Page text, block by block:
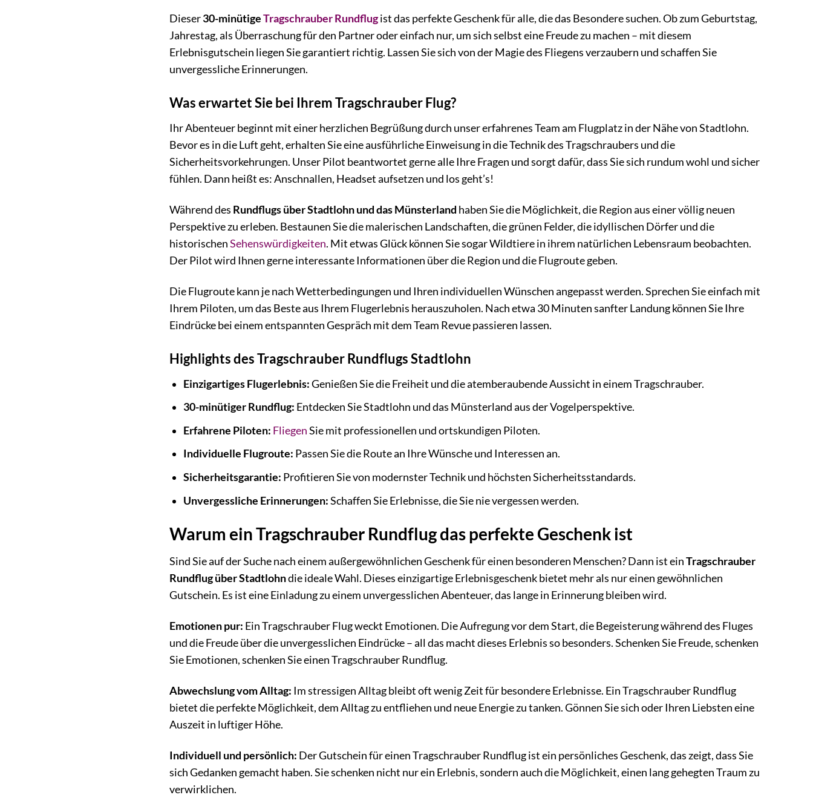
Dieser30-minütigeTragschrauber Rundflugist das perfekte Geschenk für alle, die das Besondere suchen. Ob zum Geburtstag,
Jahrestag, als Überraschung für den Partner oder einfach nur, um sich selbst eine Freude zu machen – mit diesem
Erlebnisgutschein liegen Sie garantiert richtig. Lassen Sie sich von der Magie des Fliegens verzaubern und schaffen Sie
unvergessliche Erinnerungen.
Was erwartet Sie bei Ihrem Tragschrauber Flug?
Ihr Abenteuer beginnt mit einer herzlichen Begrüßung durch unser erfahrenes Team am Flugplatz in der Nähe von Stadtlohn.
Bevor es in die Luft geht, erhalten Sie eine ausführliche Einweisung in die Technik des Tragschraubers und die
Sicherheitsvorkehrungen. Unser Pilot beantwortet gerne alle Ihre Fragen und sorgt dafür, dass Sie sich rundum wohl und sicher
fühlen. Dann heißt es: Anschnallen, Headset aufsetzen und los geht’s!
Während des Rundflugs über Stadtlohn und das Münsterland haben Sie die Möglichkeit, die Region aus einer völlig neuen
Perspektive zu erleben. Bestaunen Sie die malerischen Landschaften, die grünen Felder, die idyllischen Dörfer und die
historischenSehenswürdigkeiten. Mit etwas Glück können Sie sogar Wildtiere in ihrem natürlichen Lebensraum beobachten.
Der Pilot wird Ihnen gerne interessante Informationen über die Region und die Flugroute geben.
Die Flugroute kann je nach Wetterbedingungen und Ihren individuellen Wünschen angepasst werden. Sprechen Sie einfach mit
Ihrem Piloten, um das Beste aus Ihrem Flugerlebnis herauszuholen. Nach etwa 30 Minuten sanfter Landung können Sie Ihre
Eindrücke bei einem entspannten Gespräch mit dem Team Revue passieren lassen.
Highlights des Tragschrauber Rundflugs Stadtlohn
Einzigartiges Flugerlebnis:Genießen Sie die Freiheit und die atemberaubende Aussicht in einem Tragschrauber.
30-minütiger Rundflug: Entdecken Sie Stadtlohn und das Münsterland aus der Vogelperspektive.
Erfahrene Piloten: FliegenSie mit professionellen und ortskundigen Piloten.
Individuelle Flugroute: Passen Sie die Route an Ihre Wünsche und Interessen an.
Sicherheitsgarantie: Profitieren Sie von modernster Technik und höchsten Sicherheitsstandards.
Unvergessliche Erinnerungen:Schaffen Sie Erlebnisse, die Sie nie vergessen werden.
Warum ein Tragschrauber Rundflug das perfekte Geschenk ist
Sind Sie auf der Suche nach einem außergewöhnlichen Geschenk für einen besonderen Menschen? Dann ist einTragschrauber
Rundflug über Stadtlohndie ideale Wahl. Dieses einzigartige Erlebnisgeschenk bietet mehr als nur einen gewöhnlichen
Gutschein. Es ist eine Einladung zu einem unvergesslichen Abenteuer, das lange in Erinnerung bleiben wird.
Emotionen pur: Ein Tragschrauber Flug weckt Emotionen. Die Aufregung vor dem Start, die Begeisterung während des Fluges
und die Freude über die unvergesslichen Eindrücke – all das macht dieses Erlebnis so besonders. Schenken Sie Freude, schenken
Sie Emotionen, schenken Sie einen Tragschrauber Rundflug.
Abwechslung vom Alltag: Im stressigen Alltag bleibt oft wenig Zeit für besondere Erlebnisse. Ein Tragschrauber Rundflug
bietet die perfekte Möglichkeit, dem Alltag zu entfliehen und neue Energie zu tanken. Gönnen Sie sich oder Ihren Liebsten eine
Auszeit in luftiger Höhe.
Individuell und persönlich: Der Gutschein für einen Tragschrauber Rundflug ist ein persönliches Geschenk, das zeigt, dass Sie
sich Gedanken gemacht haben. Sie schenken nicht nur ein Erlebnis, sondern auch die Möglichkeit, einen lang gehegten Traum zu
verwirklichen.